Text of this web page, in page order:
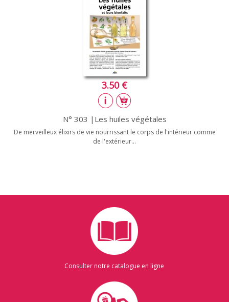
3.50 €
N° 303 |Les huiles végétales
De merveilleux élixirs de vie nourrissant le corps de l'intérieur comme
de l'extérieur...
Consulter notre catalogue en ligne